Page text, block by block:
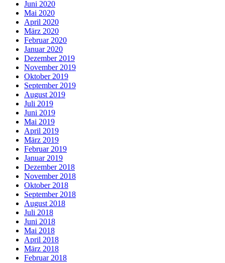
Juni 2020
Mai 2020
April 2020
März 2020
Februar 2020
Januar 2020
Dezember 2019
November 2019
Oktober 2019
September 2019
August 2019
Juli 2019
Juni 2019
Mai 2019
April 2019
März 2019
Februar 2019
Januar 2019
Dezember 2018
November 2018
Oktober 2018
September 2018
August 2018
Juli 2018
Juni 2018
Mai 2018
April 2018
März 2018
Februar 2018